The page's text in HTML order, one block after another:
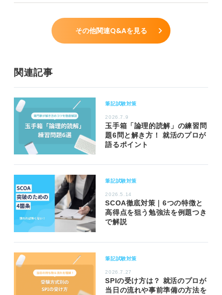
その他関連Q&Aを見る
関連記事
筆記試験対策
2026.7.9
玉手箱「論理的読解」の練習問
題6問と解き方！ 就活のプロが
語るポイント
筆記試験対策
2026.5.14
SCOA徹底対策｜6つの特徴と
高得点を狙う勉強法を例題つき
で解説
筆記試験対策
2026.7.27
SPIの受け方は？ 就活のプロが
当日の流れや事前準備の方法を